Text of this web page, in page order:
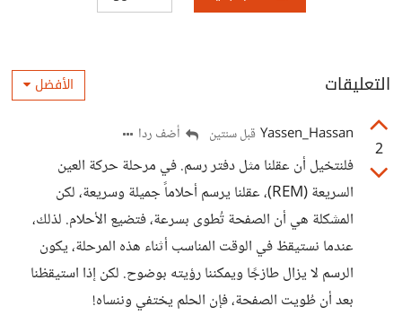
التعليقات الأفضل
2
Yassen_Hassan قبل سنتين أضف ردا
فلنتخيل أن عقلنا مثل دفتر رسم. في مرحلة حركة العين
السريعة (REM)، عقلنا يرسم أحلاماً جميلة وسريعة، لكن
المشكلة هي أن الصفحة تُطوى بسرعة، فتضيع الأحلام. لذلك،
عندما نستيقظ في الوقت المناسب أثناء هذه المرحلة، يكون
الرسم لا يزال طازجًا ويمكننا رؤيته بوضوح. لكن إذا استيقظنا
بعد أن طُويت الصفحة، فإن الحلم يختفي وننساه!